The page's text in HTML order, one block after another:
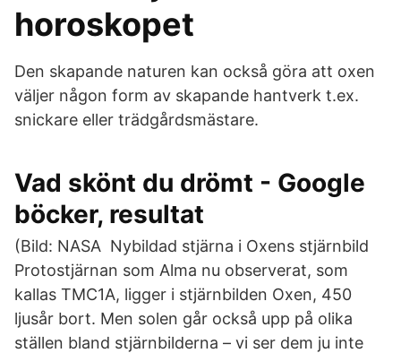
horoskopet
Den skapande naturen kan också göra att oxen
väljer någon form av skapande hantverk t.ex.
snickare eller trädgårdsmästare.
Vad skönt du drömt - Google
böcker, resultat
(Bild: NASA Nybildad stjärna i Oxens stjärnbild
Protostjärnan som Alma nu observerat, som
kallas TMC1A, ligger i stjärnbilden Oxen, 450
ljusår bort. Men solen går också upp på olika
ställen bland stjärnbilderna – vi ser dem ju inte